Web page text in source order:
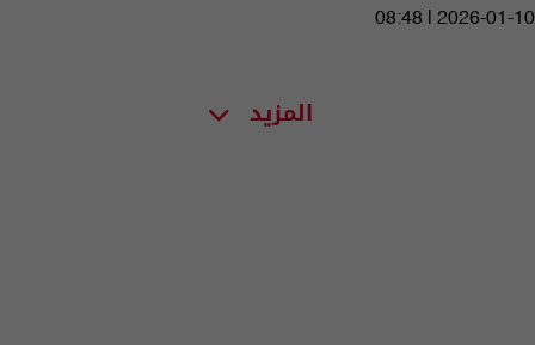
08:48 | 2026-01-10
المزيد